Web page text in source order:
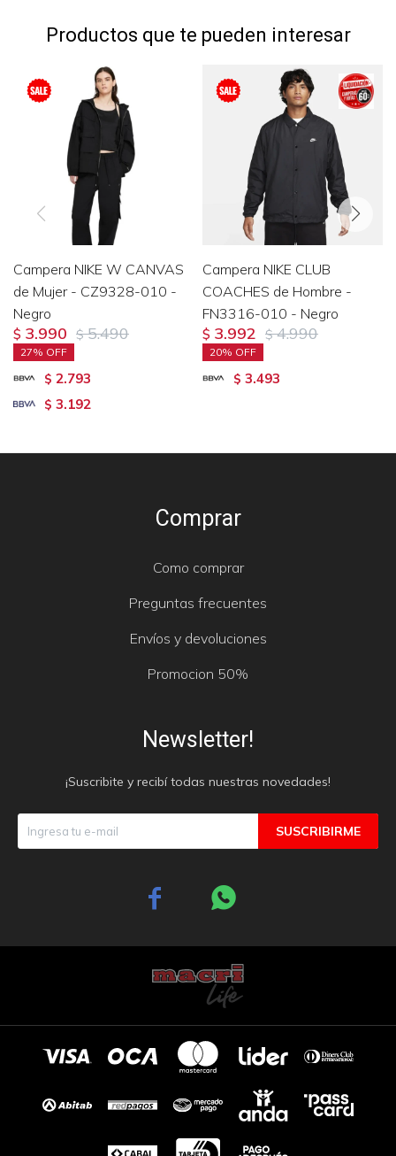
Productos que te pueden interesar
Campera NIKE W CANVAS
de Mujer - CZ9328-010 -
Negro
$ 3.990 $ 5.490
27
$ 2.793
$ 3.192
Campera NIKE CLUB
COACHES de Hombre -
FN3316-010 - Negro
$ 3.992 $ 4.990
20
$ 3.493
Comprar
Como comprar
Preguntas frecuentes
Envíos y devoluciones
Promocion 50%
Newsletter!
¡Suscribite y recibí todas nuestras novedades!
SUSCRIBIRME
 